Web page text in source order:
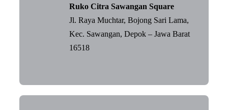
Ruko Citra Sawangan Square
Jl. Raya Muchtar, Bojong Sari Lama,
Kec. Sawangan, Depok – Jawa Barat
16518